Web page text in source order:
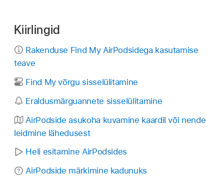
Kiirlingid
Rakenduse Find My AirPodsidega kasutamise
teave
Find My võrgu sisselülitamine
Eraldusmärguannete sisselülitamine
AirPodside asukoha kuvamine kaardil või nende
leidmine lähedusest
Heli esitamine AirPodsides
AirPodside märkimine kadunuks